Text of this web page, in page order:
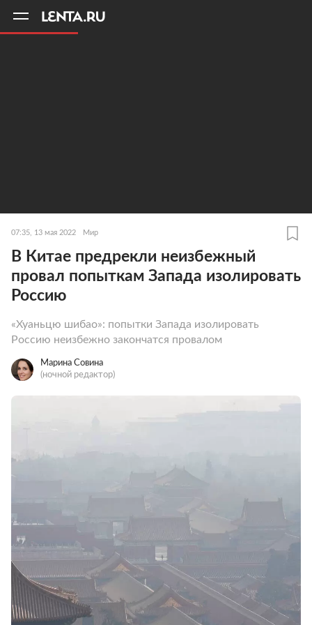
07:35, 13 мая 2022 Мир
В Китае предрекли неизбежный
провал попыткам Запада изолировать
Россию
«Хуаньцю шибао»: попытки Запада изолировать
Россию неизбежно закончатся провалом
Марина Совина
(ночной редактор)